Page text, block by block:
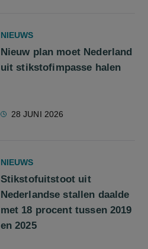
NIEUWS
Nieuw plan moet Nederland
uit stikstofimpasse halen
28 JUNI 2026
NIEUWS
Stikstofuitstoot uit
Nederlandse stallen daalde
met 18 procent tussen 2019
en 2025